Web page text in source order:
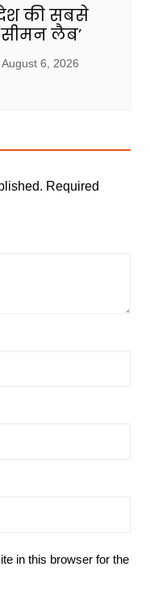
देश की सबसे
सीमन लैब’
August 6, 2026
Required
in this browser for the